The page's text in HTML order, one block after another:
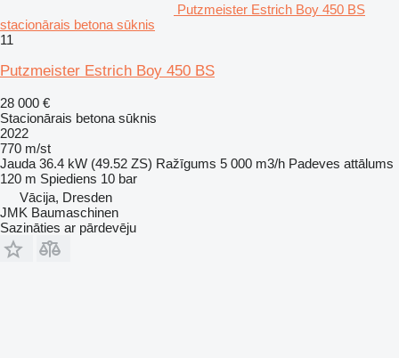
Putzmeister Estrich Boy 450 BS
stacionārais betona sūknis
11
Putzmeister Estrich Boy 450 BS
28 000 €
Stacionārais betona sūknis
2022
770 m/st
Jauda 36.4 kW (49.52 ZS) Ražīgums 5 000 m3/h Padeves attālums
120 m Spiediens 10 bar
Vācija, Dresden
JMK Baumaschinen
Sazināties ar pārdevēju